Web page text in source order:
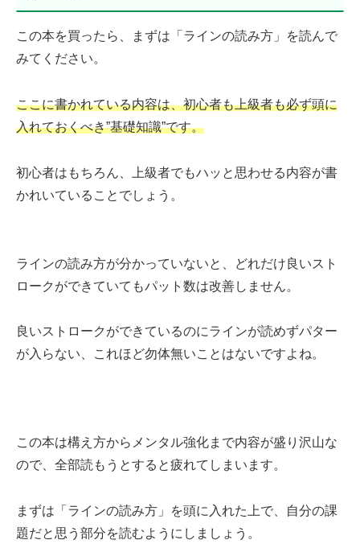
この本を買ったら、まずは「ラインの読み方」を読んで
みてください。
ここに書かれている内容は、初心者も上級者も必ず頭に
入れておくべき”基礎知識”です。
初心者はもちろん、上級者でもハッと思わせる内容が書
かれいていることでしょう。
ラインの読み方が分かっていないと、どれだけ良いスト
ロークができていてもパット数は改善しません。
良いストロークができているのにラインが読めずパター
が入らない、これほど勿体無いことはないですよね。
この本は構え方からメンタル強化まで内容が盛り沢山な
ので、全部読もうとすると疲れてしまいます。
まずは「ラインの読み方」を頭に入れた上で、自分の課
題だと思う部分を読むようにしましょう。